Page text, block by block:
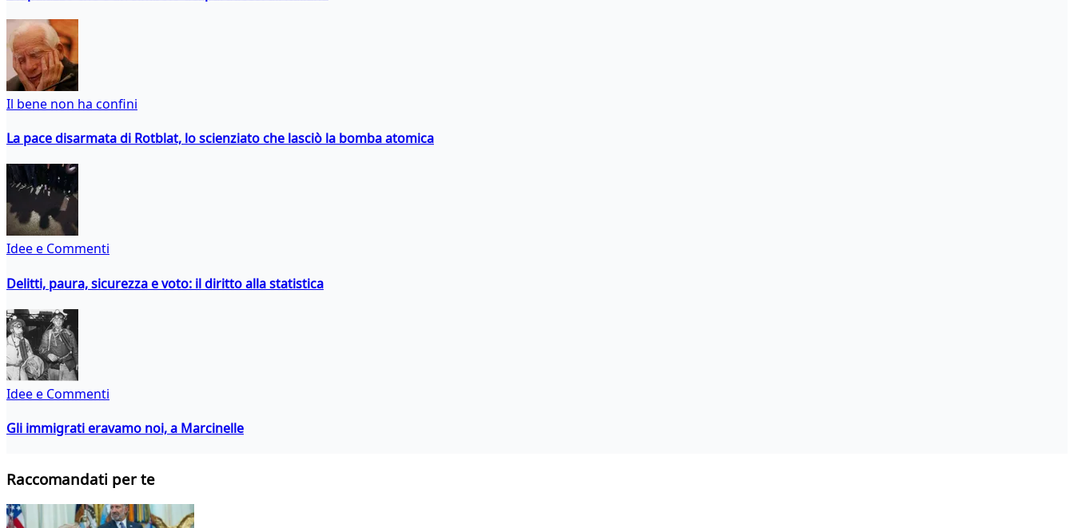
Il bene non ha confini
La pace disarmata di Rotblat, lo scienziato che lasciò la bomba atomica
Idee e Commenti
Delitti, paura, sicurezza e voto: il diritto alla statistica
Idee e Commenti
Gli immigrati eravamo noi, a Marcinelle
Raccomandati per te